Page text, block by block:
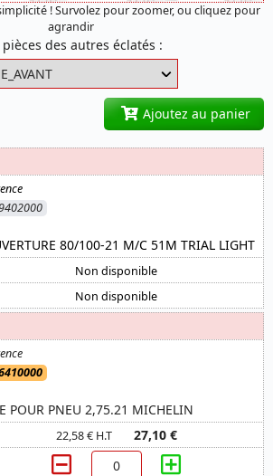
! Survolez pour zoomer, ou cliquez pour
agrandir
pièces des autres éclatés :
Ajoutez au panier
80/100-21 M/C 51M TRIAL LIGHT
Non disponible
Non disponible
POUR PNEU 2,75.21 MICHELIN
22,58 € H.T 27,10 €